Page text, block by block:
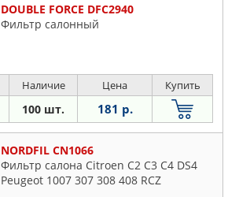
DOUBLE FORCE DFC2940
Фильтр салонный
Наличие Цена Купить
100 шт. 181 р.
NORDFIL CN1066
Фильтр салона Citroen C2 C3 C4 DS4
Peugeot 1007 307 308 408 RCZ